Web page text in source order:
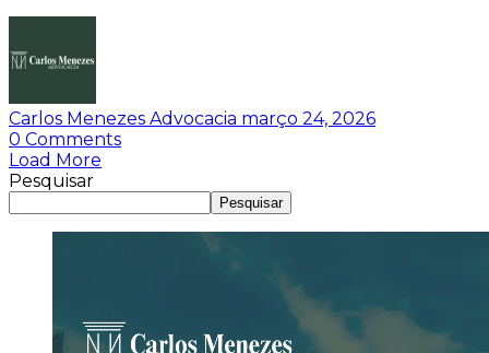
Carlos Menezes Advocacia março 24, 2026
0 Comments
Load More
Pesquisar
Pesquisar